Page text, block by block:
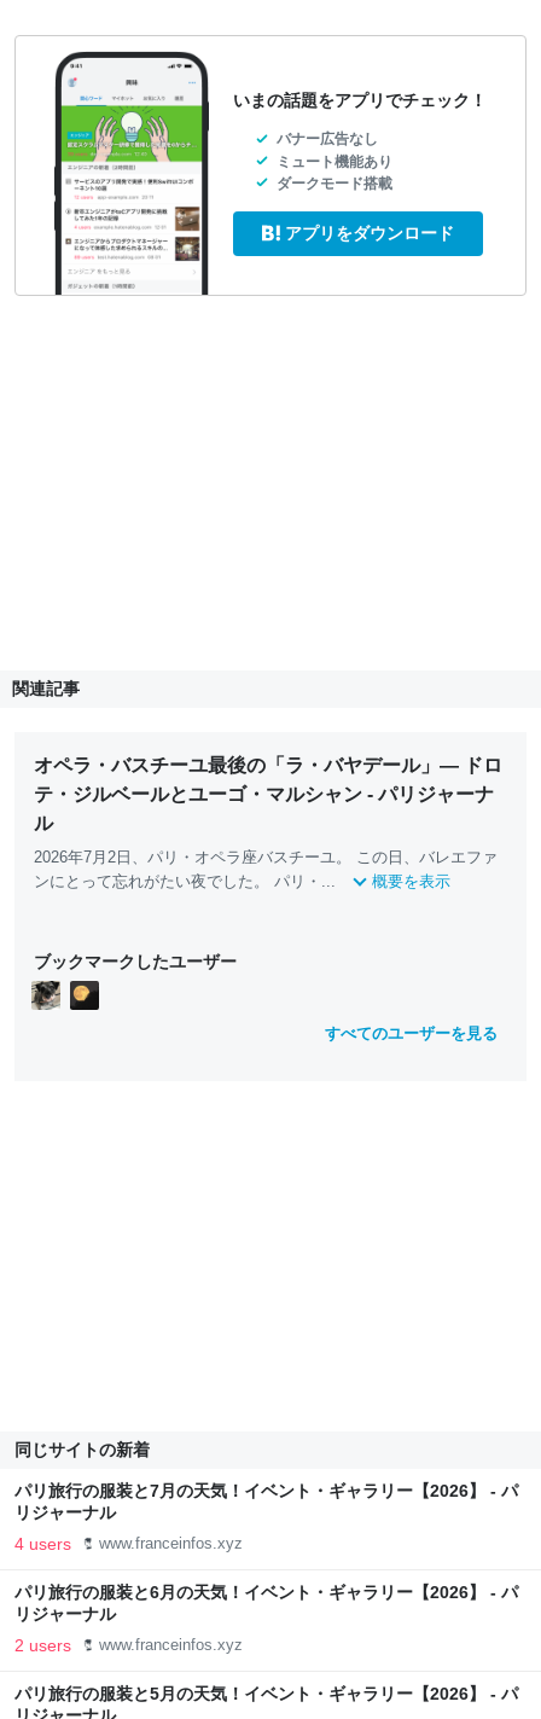
いまの話題をアプリでチェック！
バナー広告なし
ミュート機能あり
ダークモード搭載
アプリをダウンロード
関連記事
オペラ・バスチーユ最後の「ラ・バヤデール」— ドロ
テ・ジルベールとユーゴ・マルシャン - パリジャーナ
ル
2026年7月2日、パリ・オペラ座バスチーユ。 この日、バレエファ
ンにとって忘れがたい夜でした。 パリ・...
概要を表示
ブックマークしたユーザー
すべてのユーザーを見る
同じサイトの新着
パリ旅行の服装と7月の天気！イベント・ギャラリー【2026】 - パ
リジャーナル
4 users www.franceinfos.xyz
パリ旅行の服装と6月の天気！イベント・ギャラリー【2026】 - パ
リジャーナル
2 users www.franceinfos.xyz
パリ旅行の服装と5月の天気！イベント・ギャラリー【2026】 - パ